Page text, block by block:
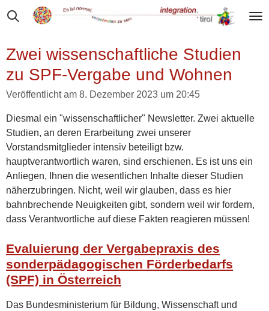
Zum
Hauptinhalt
Zwei wissenschaftliche Studien
zu SPF-Vergabe und Wohnen
Veröffentlicht am 8. Dezember 2023 um 20:45
Diesmal ein "wissenschaftlicher" Newsletter. Zwei aktuelle
Studien, an deren Erarbeitung zwei unserer
Vorstandsmitglieder intensiv beteiligt bzw.
hauptverantwortlich waren, sind erschienen. Es ist uns ein
Anliegen, Ihnen die wesentlichen Inhalte dieser Studien
näherzubringen. Nicht, weil wir glauben, dass es hier
bahnbrechende Neuigkeiten gibt, sondern weil wir fordern,
dass Verantwortliche auf diese Fakten reagieren müssen!
Evaluierung der Vergabepraxis des
sonderpädagogischen Förderbedarfs
(SPF) in Österreich
Das Bundesministerium für Bildung, Wissenschaft und